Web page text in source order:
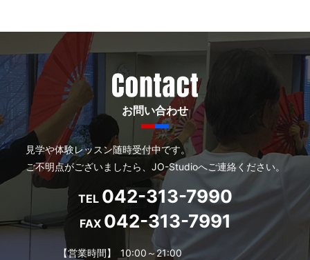
お問い合わせ
見学や体験レッスン随時受付中です。
ご不明点がございましたら、JO-Studioへご連絡ください。
TEL 042-313-7990
FAX 042-313-7991
【営業時間】
10:00～21:00